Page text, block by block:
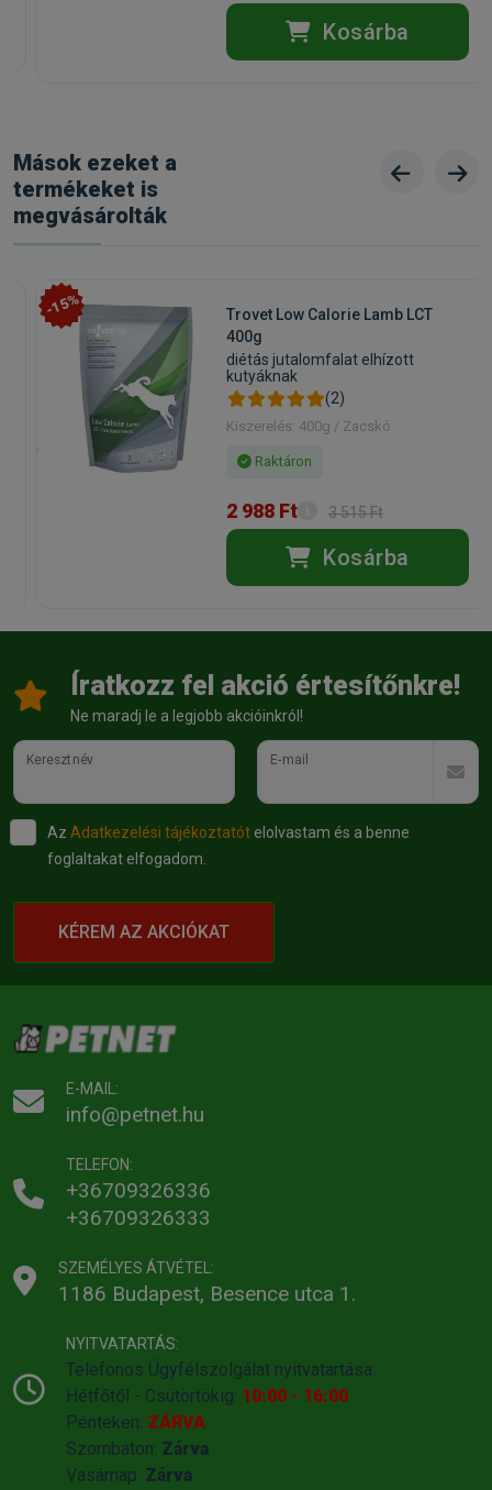
Egységár:
29 913,39 FtKosárba
Mások ezeket a
termékeket is
megvásárolták
-15%
Trovet Low Calorie Lamb LCT
400g
diétás jutalomfalat elhízott
kutyáknak
(2)
Kiszerelés: 400g / Zacskó
Raktáron
2 988 Ft 3 515 Ft
Kosárba
Íratkozz fel akció értesítőnkre!
Ne maradj le a legjobb akcióinkról!
Keresztnév E-mail
Az Adatkezelési tájékoztatót elolvastam és a benne
foglaltakat elfogadom.
KÉREM AZ AKCIÓKAT
E-MAIL:
info@petnet.hu
TELEFON:
+36709326336
+36709326333
SZEMÉLYES ÁTVÉTEL:
1186 Budapest, Besence utca 1.
NYITVATARTÁS:
Telefonos Ügyfélszolgálat nyitvatartása:
Hétfőtől - Csütörtökig: 10:00 - 16:00
Pénteken: ZÁRVA
Szombaton: Zárva
Vasárnap: Zárva